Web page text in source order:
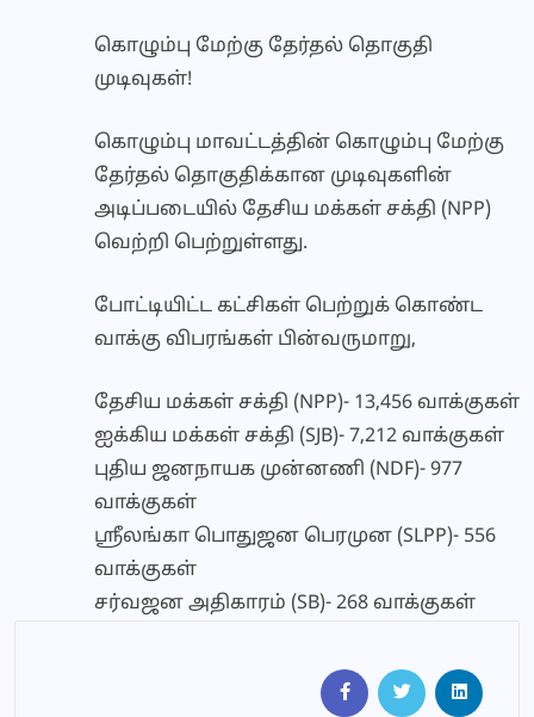
கொழும்பு மேற்கு தேர்தல் தொகுதி
முடிவுகள்!
கொழும்பு மாவட்டத்தின் கொழும்பு மேற்கு
தேர்தல் தொகுதிக்கான முடிவுகளின்
அடிப்படையில் தேசிய மக்கள் சக்தி (NPP)
வெற்றி பெற்றுள்ளது.
போட்டியிட்ட கட்சிகள் பெற்றுக் கொண்ட
வாக்கு விபரங்கள் பின்வருமாறு,
தேசிய மக்கள் சக்தி (NPP)- 13,456 வாக்குகள்
ஐக்கிய மக்கள் சக்தி (SJB)- 7,212 வாக்குகள்
புதிய ஜனநாயக முன்னணி (NDF)- 977
வாக்குகள்
ஶ்ரீலங்கா பொதுஜன பெரமுன (SLPP)- 556
வாக்குகள்
சர்வஜன அதிகாரம் (SB)- 268 வாக்குகள்